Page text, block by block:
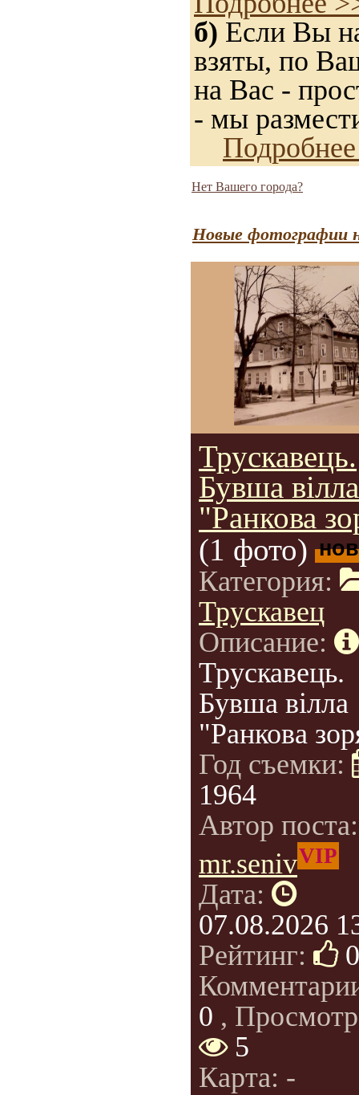
б) Если Вы
взяты, по
на Вас -
- мы
Нет Вашего города?
Новые фотографии
Трускавець.
Бувша вілла
"Ранкова
(1 фото)
Категория:
Трускавец
Описание:
Трускавець.
Бувша вілла
"Ранкова
Год съемки:
1964
Автор
mr.senivVIP
Дата:
07.08.2026
Рейтинг:
0
0 ,
5
Карта: -